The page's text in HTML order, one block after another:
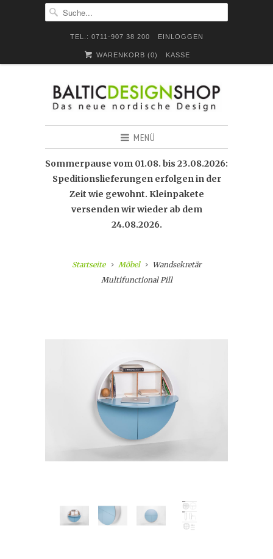
TEL.: 0711-907 38 200 EINLOGGEN
WARENKORB (0) KASSE
MENÜ
Sommerpause vom 01.08. bis 23.08.2026:
Speditionslieferungen erfolgen in der
Zeit wie gewohnt. Kleinpakete
versenden wir wieder ab dem
24.08.2026.
Startseite Möbel
Wandsekretär
Multifunctional Pill